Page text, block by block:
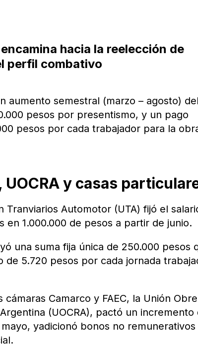
hacia la reelección de
perfil combativo
aumento semestral (marzo – agosto) del
pesos por presentismo, y un pago
pesos por cada trabajador para la
y casas
Automotor (UTA) fijó el
1.000.000 de pesos a partir de junio.
una suma fija única de 250.000 pesos
5.720 pesos por cada jornada
Camarco y FAEC, la Unión
(UOCRA), pactó un incremento
yadicionó bonos no remunerativos